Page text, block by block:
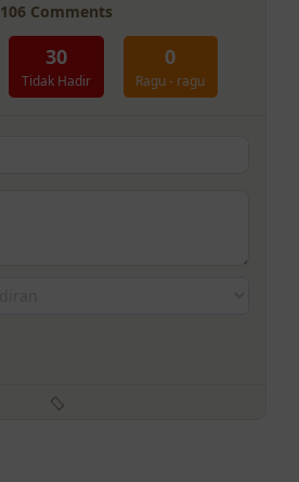
106 Comments
30
Tidak Hadir
0
Ragu - ragu